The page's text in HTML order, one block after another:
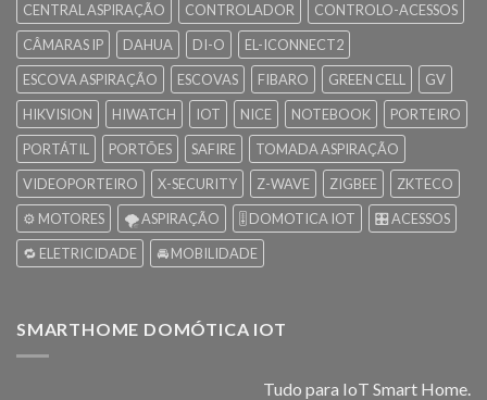
CENTRAL ASPIRAÇÃO
CONTROLADOR
CONTROLO-ACESSOS
CÂMARAS IP
DAHUA DI-O
EL-ICONNECT2
ESCOVA ASPIRAÇÃO
ESCOVAS FIBARO GREEN CELL
GV
HIKVISION
HIWATCH IOT NICE NOTEBOOK
PORTEIRO
PORTÁTIL
PORTÕES SAFIRE
TOMADA ASPIRAÇÃO
VIDEOPORTEIRO
X-SECURITY Z-WAVE ZIGBEE
ZKTECO
⚙️ MOTORES
🌪️ ASPIRAÇÃO 🎚️ DOMOTICA IOT
🎛️ ACESSOS
🔁 ELETRICIDADE
🚘 MOBILIDADE
SMARTHOME DOMÓTICA IOT
Tudo para IoT Smart Home.